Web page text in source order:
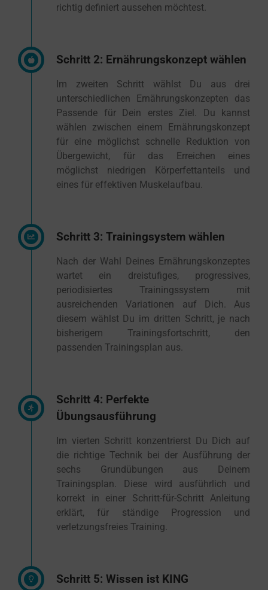
richtig definiert aussehen möchtest.
Schritt 2: Ernährungskonzept wählen
Im zweiten Schritt wählst Du aus drei
unterschiedlichen Ernährungskonzepten das
Passende für Dein erstes Ziel. Du kannst
wählen zwischen einem Ernährungskonzept
für eine möglichst schnelle Reduktion von
Übergewicht, für das Erreichen eines
möglichst niedrigen Körperfettanteils und
eines für effektiven Muskelaufbau.
Schritt 3: Trainingsystem wählen
Nach der Wahl Deines Ernährungskonzeptes
wartet ein dreistufiges, progressives,
periodisiertes Trainingssystem mit
ausreichenden Variationen auf Dich. Aus
diesem wählst Du im dritten Schritt, je nach
bisherigem Trainingsfortschritt, den
passenden Trainingsplan aus.
Schritt 4: Perfekte
Übungsausführung
Im vierten Schritt konzentrierst Du Dich auf
die richtige Technik bei der Ausführung der
sechs Grundübungen aus Deinem
Trainingsplan. Diese wird ausführlich und
korrekt in einer Schritt-für-Schritt Anleitung
erklärt, für ständige Progression und
verletzungsfreies Training.
Schritt 5: Wissen ist KING